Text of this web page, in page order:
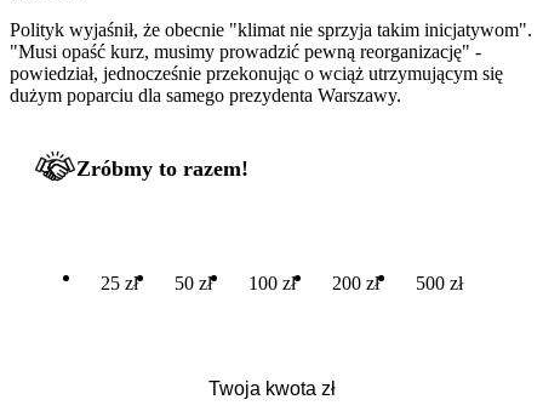
Polityk wyjaśnił, że obecnie "klimat nie sprzyja takim inicjatywom".
"Musi opaść kurz, musimy prowadzić pewną reorganizację" -
powiedział, jednocześnie przekonując o wciąż utrzymującym się
dużym poparciu dla samego prezydenta Warszawy.
Zróbmy to razem!
25 zł 50 zł 100 zł 200 zł 500 zł